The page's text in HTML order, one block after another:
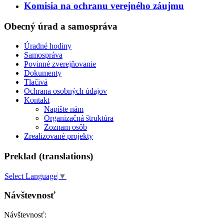
Komisia na ochranu verejného záujmu
Obecný úrad a samospráva
Úradné hodiny
Samospráva
Povinné zverejňovanie
Dokumenty
Tlačivá
Ochrana osobných údajov
Kontakt
Napíšte nám
Organizačná štruktúra
Zoznam osôb
Zrealizované projekty
Preklad (translations)
Select Language ▼
Návštevnosť
Návštevnosť: